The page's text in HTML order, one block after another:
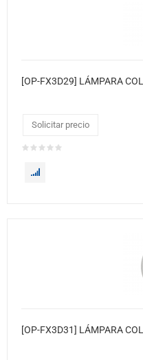
[OP-FX3D29] LÁMPARA
Solicitar precio
[OP-FX3D31] LÁMPARA